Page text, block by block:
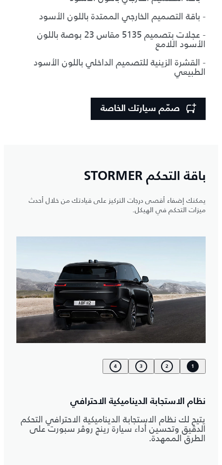
- باقة التصميم الخارجي الممتدة باللون الأسود
- عجلات بتصميم 5135 مقاس 23 بوصة باللون
الأسود اللامع
- القشرة الزينية للتصميم الداخلي باللون الأسود
الطبيعي
صمّم سيارتك الخاصة
باقة التحكم STORMER
يمكنك إضفاء أقصى درجات التركيز على قيادتك من خلال أحدث
ميزات التحكم في الهيكل.
1
2
3
4
نظام الاستجابة الديناميكية الاحترافي
يتيح لك نظام الاستجابة الديناميكية الاحترافي التحكم
الدقيق وتحسين أداء سيارة رينج روڤر سبورت على
الطرق الممهدة.